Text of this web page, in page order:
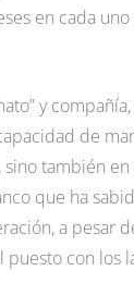
en cada
y
de
también
que ha
a pesar
con los